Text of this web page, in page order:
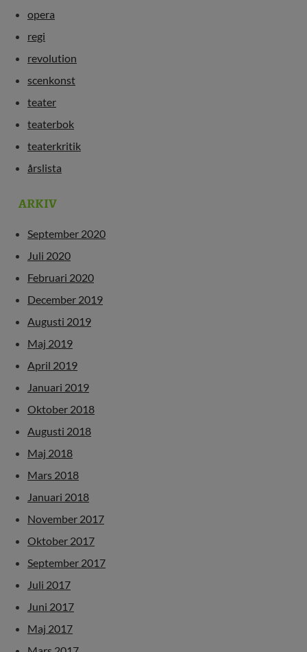
opera
regi
revolution
scenkonst
teater
teaterbok
teaterkritik
årslista
ARKIV
September 2020
Juli 2020
Februari 2020
December 2019
Augusti 2019
Maj 2019
April 2019
Januari 2019
Oktober 2018
Augusti 2018
Maj 2018
Mars 2018
Januari 2018
November 2017
Oktober 2017
September 2017
Juli 2017
Juni 2017
Maj 2017